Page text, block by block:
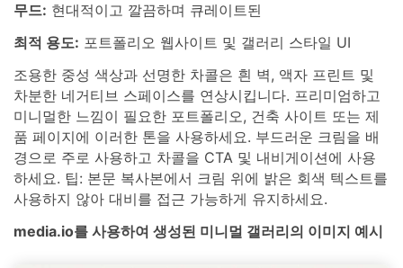
무드: 현대적이고 깔끔하며 큐레이트된
최적 용도: 포트폴리오 웹사이트 및 갤러리 스타일 UI
조용한 중성 색상과 선명한 차콜은 흰 벽, 액자 프린트 및
차분한 네거티브 스페이스를 연상시킵니다. 프리미엄하고
미니멀한 느낌이 필요한 포트폴리오, 건축 사이트 또는 제
품 페이지에 이러한 톤을 사용하세요. 부드러운 크림을 배
경으로 주로 사용하고 차콜을 CTA 및 내비게이션에 사용
하세요. 팁: 본문 복사본에서 크림 위에 밝은 회색 텍스트를
사용하지 않아 대비를 접근 가능하게 유지하세요.
media.io를 사용하여 생성된 미니멀 갤러리의 이미지 예시